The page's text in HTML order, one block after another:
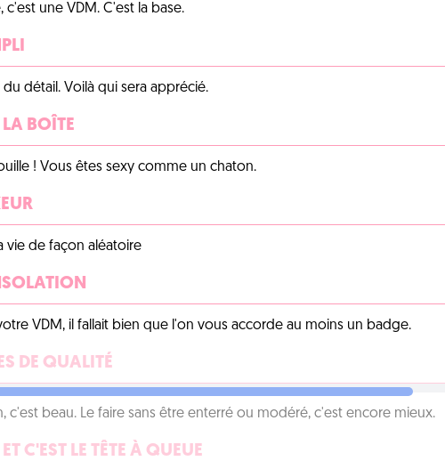
c'est une VDM. C'est la base.
détail. Voilà qui sera apprécié.
BOÎTE
! Vous êtes sexy comme un chaton.
vie de façon aléatoire
VDM, il fallait bien que l'on vous accorde au moins un badge.
DE QUALITÉ
c'est beau. Le faire sans être enterré ou modéré, c'est encore mieux.
C'EST LE TÊTE À QUEUE